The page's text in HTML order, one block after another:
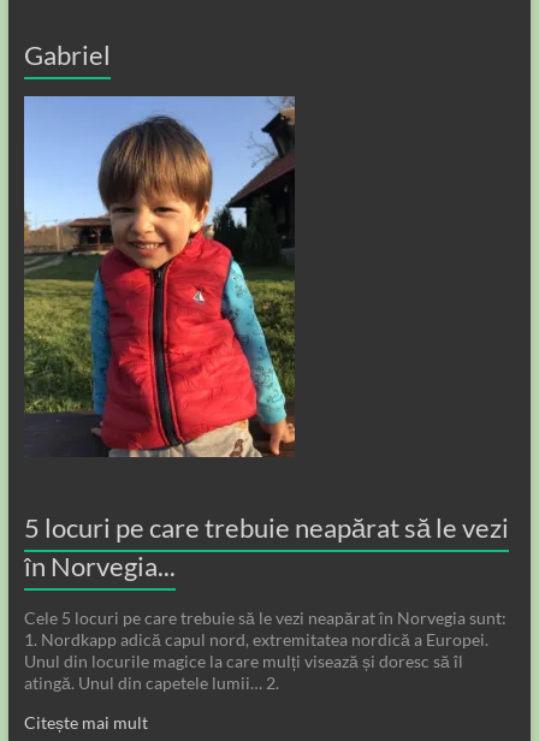
Gabriel
5 locuri pe care trebuie neapărat să le vezi
în Norvegia...
Cele 5 locuri pe care trebuie să le vezi neapărat în Norvegia sunt:
1. Nordkapp adică capul nord, extremitatea nordică a Europei.
Unul din locurile magice la care mulți visează și doresc să îl
atingă. Unul din capetele lumii… 2.
Citește mai mult